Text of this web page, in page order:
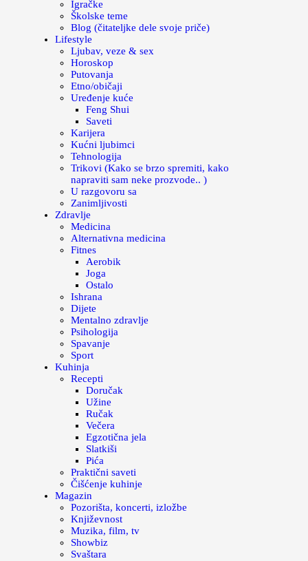
Igračke
Školske teme
Blog (čitateljke dele svoje priče)
Lifestyle
Ljubav, veze & sex
Horoskop
Putovanja
Etno/običaji
Uređenje kuće
Feng Shui
Saveti
Karijera
Kućni ljubimci
Tehnologija
Trikovi (Kako se brzo spremiti, kako
napraviti sam neke prozvode.. )
U razgovoru sa
Zanimljivosti
Zdravlje
Medicina
Alternativna medicina
Fitnes
Aerobik
Joga
Ostalo
Ishrana
Dijete
Mentalno zdravlje
Psihologija
Spavanje
Sport
Kuhinja
Recepti
Doručak
Užine
Ručak
Večera
Egzotična jela
Slatkiši
Pića
Praktični saveti
Čišćenje kuhinje
Magazin
Pozorišta, koncerti, izložbe
Književnost
Muzika, film, tv
Showbiz
Svaštara